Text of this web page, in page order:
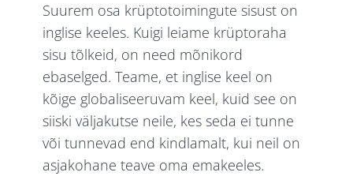
Suurem osa krüptotoimingute sisust on
inglise keeles. Kuigi leiame krüptoraha
sisu tõlkeid, on need mõnikord
ebaselged. Teame, et inglise keel on
kõige globaliseeruvam keel, kuid see on
siiski väljakutse neile, kes seda ei tunne
või tunnevad end kindlamalt, kui neil on
asjakohane teave oma emakeeles.